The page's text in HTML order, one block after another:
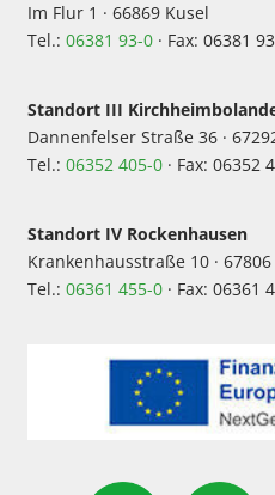
Im Flur 1 · 66869 Kusel
Tel.: 06381 93-0 · Fax: 06381
Standort III
Dannenfelser Straße 36 ·
Tel.: 06352 405-0 · Fax: 06352
Standort IV Rockenhausen
Krankenhausstraße 10 ·
Tel.: 06361 455-0 · Fax: 06361